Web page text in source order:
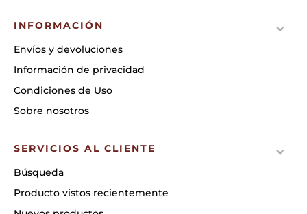
INFORMACIÓN
Envíos y devoluciones
Información de privacidad
Condiciones de Uso
Sobre nosotros
SERVICIOS AL CLIENTE
Búsqueda
Producto vistos recientemente